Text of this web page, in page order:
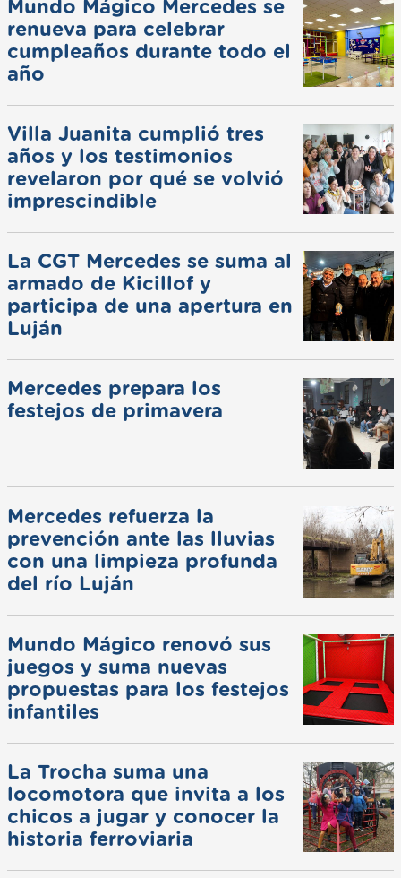
Mundo Mágico Mercedes se
renueva para celebrar
cumpleaños durante todo el
año
Villa Juanita cumplió tres
años y los testimonios
revelaron por qué se volvió
imprescindible
La CGT Mercedes se suma al
armado de Kicillof y
participa de una apertura en
Luján
Mercedes prepara los
festejos de primavera
Mercedes refuerza la
prevención ante las lluvias
con una limpieza profunda
del río Luján
Mundo Mágico renovó sus
juegos y suma nuevas
propuestas para los festejos
infantiles
La Trocha suma una
locomotora que invita a los
chicos a jugar y conocer la
historia ferroviaria